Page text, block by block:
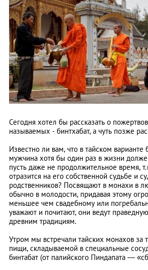
Сегодня хотел бы рассказать о
называемых - бинтхабат, а чуть позже
Известно ли вам, что в тайском
мужчина хотя бы один раз в жизни
пусть даже не продолжительное время,
отразится на его собственной судьбе и
родственников? Посвящают в монахи в
обычно в молодости, придавая этому
меньшее чем свадебному или
уважают и почитают, они ведут
древним традициям.
Утром мы встречали тайских монахов
пищи, складываемой в специальные
бинтабат (от палийского Пиндапата —